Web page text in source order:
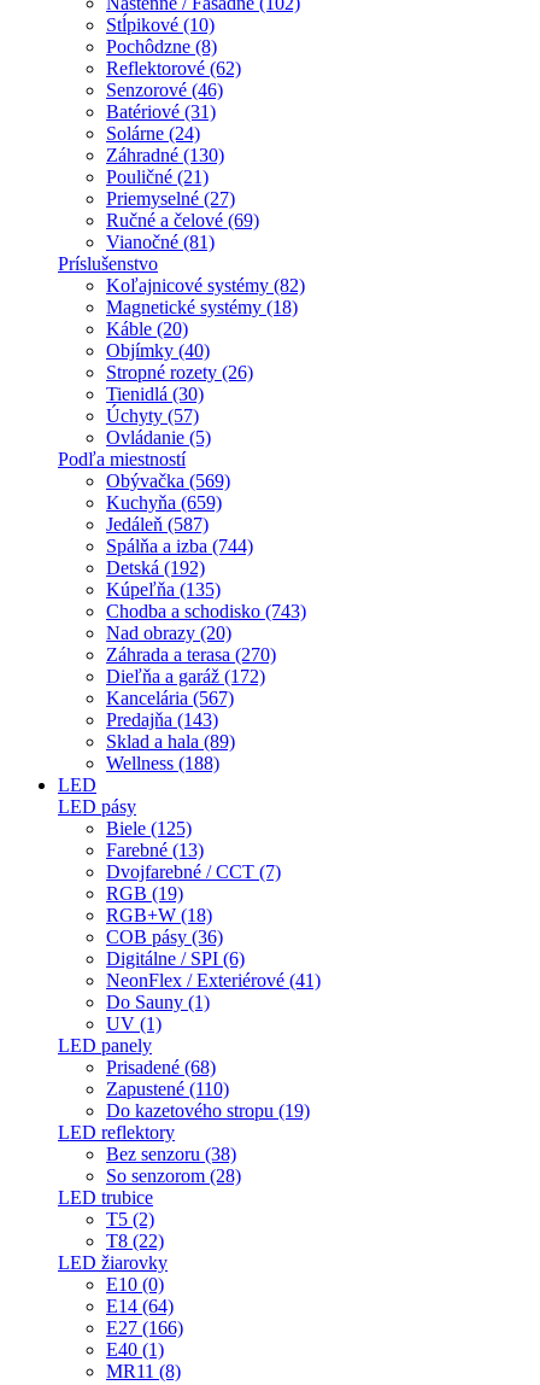
Stĺpikové (10)
Pochôdzne (8)
Reflektorové (62)
Senzorové (46)
Batériové (31)
Solárne (24)
Záhradné (130)
Pouličné (21)
Priemyselné (27)
Ručné a čelové (69)
Vianočné (81)
Príslušenstvo
Koľajnicové systémy (82)
Magnetické systémy (18)
Káble (20)
Objímky (40)
Stropné rozety (26)
Tienidlá (30)
Úchyty (57)
Ovládanie (5)
Podľa miestností
Obývačka (569)
Kuchyňa (659)
Jedáleň (587)
Spálňa a izba (744)
Detská (192)
Kúpeľňa (135)
Chodba a schodisko (743)
Nad obrazy (20)
Záhrada a terasa (270)
Dieľňa a garáž (172)
Kancelária (567)
Predajňa (143)
Sklad a hala (89)
Wellness (188)
LED
LED pásy
Biele (125)
Farebné (13)
Dvojfarebné / CCT (7)
RGB (19)
RGB+W (18)
COB pásy (36)
Digitálne / SPI (6)
NeonFlex / Exteriérové (41)
Do Sauny (1)
UV (1)
LED panely
Prisadené (68)
Zapustené (110)
Do kazetového stropu (19)
LED reflektory
Bez senzoru (38)
So senzorom (28)
LED trubice
T5 (2)
T8 (22)
LED žiarovky
E10 (0)
E14 (64)
E27 (166)
E40 (1)
MR11 (8)